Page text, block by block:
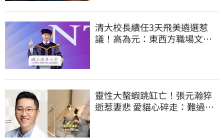
清大校長續任3天飛美遴選惹
議！高為元：東西方職場文化
靈性大螯蝦跳缸亡！張元瀚猝
逝惹妻悲 愛貓心碎走：難過不